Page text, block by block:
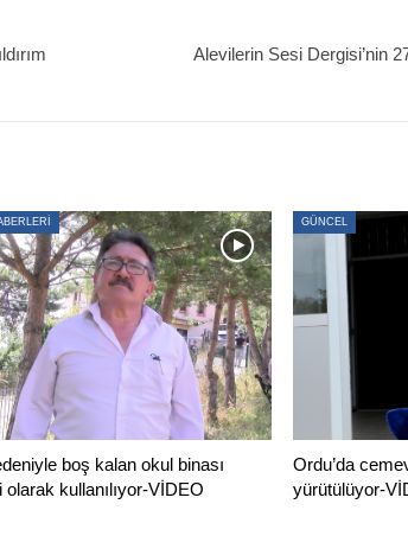
Alevilerin Sesi Dergisi’nin
boş kalan okul binası
kullanılıyor-VİDEO
GÜNCEL
Ordu’da
yürütülüyor-